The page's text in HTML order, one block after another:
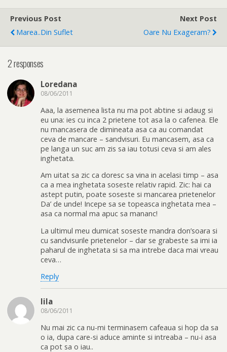
Previous Post
Marea..din Suflet
Next Post
Oare Nu Exageram?
2 responses
Loredana
08/06/2011
Aaa, la asemenea lista nu ma pot abtine si adaug si
eu una: ies cu inca 2 prietene tot asa la o cafenea. Ele
nu mancasera de dimineata asa ca au comandat
ceva de mancare – sandvisuri. Eu mancasem, asa ca
pe langa un suc am zis sa iau totusi ceva si am ales
inghetata.
Am uitat sa zic ca doresc sa vina in acelasi timp – asa
ca a mea inghetata soseste relativ rapid. Zic: hai ca
astept putin, poate soseste si mancarea prietenelor
Da’ de unde! Incepe sa se topeasca inghetata mea –
asa ca normal ma apuc sa mananc!
La ultimul meu dumicat soseste mandra don’soara si
cu sandvisurile prietenelor – dar se grabeste sa imi ia
paharul de inghetata si sa ma intrebe daca mai vreau
ceva…
Reply
lila
08/06/2011
Nu mai zic ca nu-mi terminasem cafeaua si hop da sa
o ia, dupa care-si aduce aminte si intreaba – nu-i asa
ca pot sa o iau..